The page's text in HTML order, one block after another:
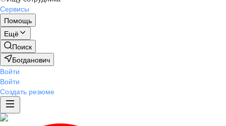
Сервисы
Помощь
Ещё
Поиск
Богданович
Войти
Войти
Создать резюме